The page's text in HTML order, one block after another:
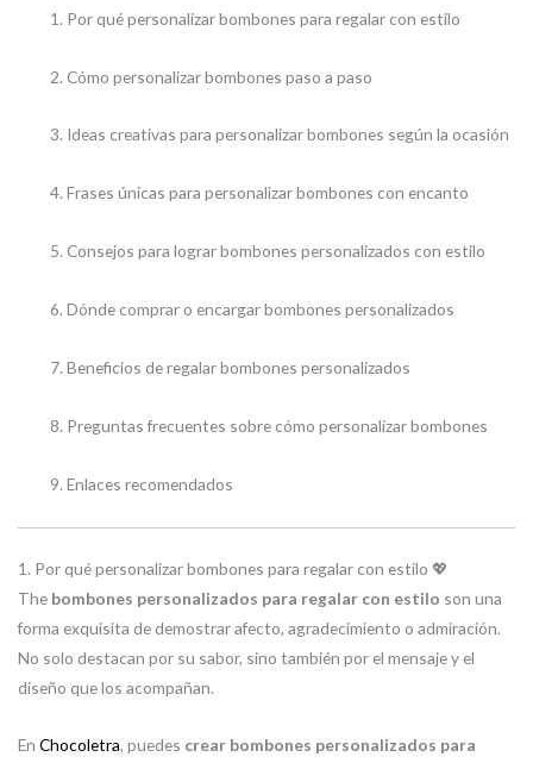
Por qué personalizar bombones para regalar con estilo
Cómo personalizar bombones paso a paso
Ideas creativas para personalizar bombones según la ocasión
Frases únicas para personalizar bombones con encanto
Consejos para lograr bombones personalizados con estilo
Dónde comprar o encargar bombones personalizados
Beneficios de regalar bombones personalizados
Preguntas frecuentes sobre cómo personalizar bombones
Enlaces recomendados
1. Por qué personalizar bombones para regalar con estilo 💖
The bombones personalizados para regalar con estilo son una
forma exquisita de demostrar afecto, agradecimiento o admiración.
No solo destacan por su sabor, sino también por el mensaje y el
diseño que los acompañan.
En Chocoletra, puedes crear bombones personalizados para